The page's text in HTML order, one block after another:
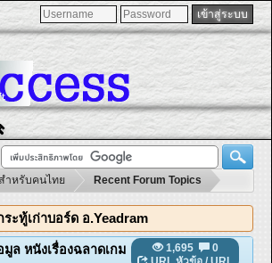
ำหรับคนไทย Recent Forum Topics
ระทู้เก่าบอร์ด อ.Yeadram
1,695
0
ล หนังเรื่องฉลาดเกม